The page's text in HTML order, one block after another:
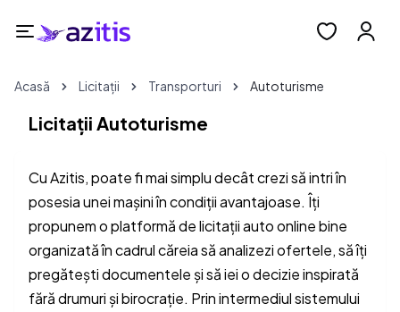
Acasă Licitații Transporturi Autoturisme
Licitații Autoturisme
Cu Azitis, poate fi mai simplu decât crezi să intri în
posesia unei mașini în condiții avantajoase. Îți
propunem o platformă de licitații auto online bine
organizată în cadrul căreia să analizezi ofertele, să îți
pregătești documentele și să iei o decizie inspirată
fără drumuri și birocrație. Prin intermediul sistemului